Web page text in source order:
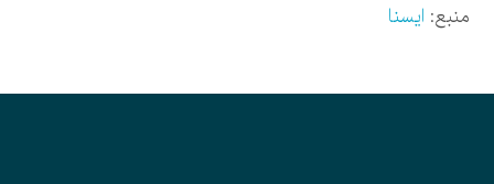
منبع: ایسنا